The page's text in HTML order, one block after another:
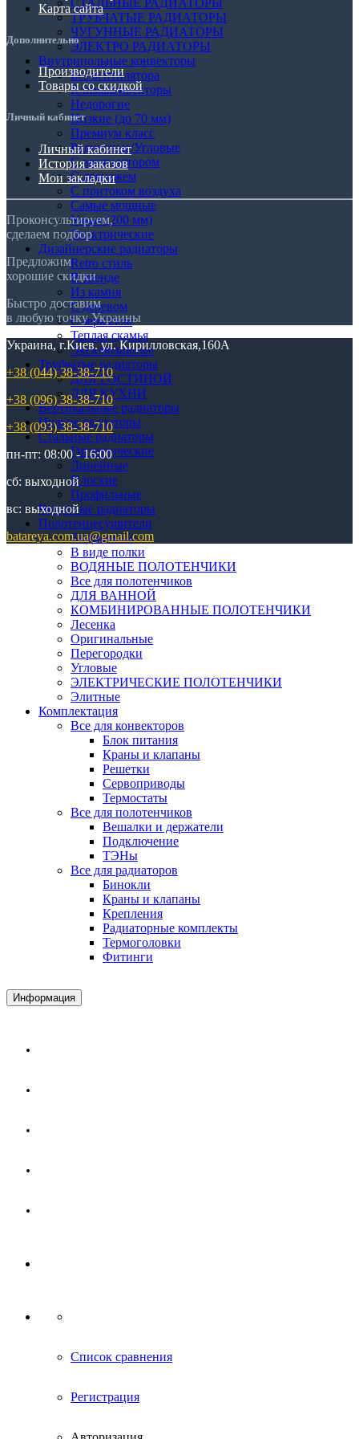
ТРУБЧАТЫЕ РАДИАТОРЫ
ЧУГУННЫЕ РАДИАТОРЫ
ЭЛЕКТРО РАДИАТОРЫ
Внутрипольные конвекторы
Без вентилятора
Климаконвекторы
Недорогие
Низкие (до 70 мм)
Премиум класс
Радиусные/Угловые
С вентилятором
С дренажем
С притоком воздуха
Самые мощные
Узкие (200 мм)
Электрические
Дизайнерские радиаторы
Retro стиль
В тренде
Из камня
С деревом
С зеркалом
Теплая скамья
Эксклюзивные
Трубчатые радиаторы
ДЛЯ ГОСТИНОЙ
ДЛЯ КУХНИ
Вертикальные радиаторы
Низкие радиаторы
Стальные радиаторы
Гигиенические
Линейные
Плоские
Профильные
Чугунные радиаторы
Полотенцесушители
Бюджетные
В виде полки
ВОДЯНЫЕ ПОЛОТЕНЧИКИ
Все для полотенчиков
ДЛЯ ВАННОЙ
КОМБИНИРОВАННЫЕ ПОЛОТЕНЧИКИ
Лесенка
Оригинальные
Перегородки
Угловые
ЭЛЕКТРИЧЕСКИЕ ПОЛОТЕНЧИКИ
Элитные
Комплектация
Все для конвекторов
Блок питания
Краны и клапаны
Решетки
Сервоприводы
Термостаты
Все для полотенчиков
Вешалки и держатели
Подключение
ТЭНы
Все для радиаторов
Бинокли
Краны и клапаны
Крепления
Радиаторные комплекты
Термоголовки
Фитинги
Информация
Список сравнения
Регистрация
Карта сайта
Дополнительно
Производители
Товары со скидкой
Личный кабинет
Личный кабинет
История заказов
Мои закладки
Проконсультируем,
сделаем подбор
Предложим
хорошие скидки
Быстро доставим
в любую точку Украины
Украина, г.Киев. ул. Кирилловская,160А
+38 (044) 38-38-710
+38 (096) 38-38-710
+38 (093) 38-38-710
пн-пт: 08:00 - 16:00
сб: выходной
вс: выходной
batareya.com.ua@gmail.com